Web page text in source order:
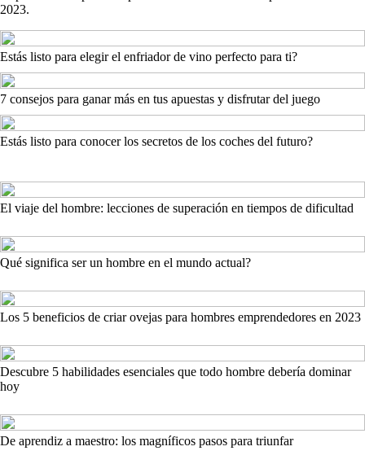
2023.
Estás listo para elegir el enfriador de vino perfecto para ti?
7 consejos para ganar más en tus apuestas y disfrutar del juego
Estás listo para conocer los secretos de los coches del futuro?
El viaje del hombre: lecciones de superación en tiempos de dificultad
Qué significa ser un hombre en el mundo actual?
Los 5 beneficios de criar ovejas para hombres emprendedores en 2023
Descubre 5 habilidades esenciales que todo hombre debería dominar
hoy
De aprendiz a maestro: los magníficos pasos para triunfar